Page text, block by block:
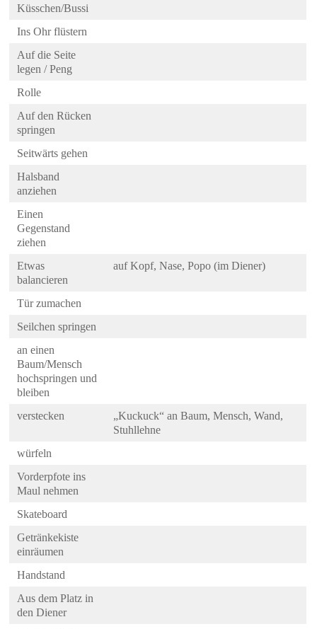
Küsschen/Bussi
Ins Ohr flüstern
Auf die Seite
legen / Peng
Rolle
Auf den Rücken
springen
Seitwärts gehen
Halsband
anziehen
Einen
Gegenstand
ziehen
Etwas
balancieren
auf Kopf, Nase, Popo (im Diener)
Tür zumachen
Seilchen springen
an einen
Baum/Mensch
hochspringen und
bleiben
verstecken
„Kuckuck“ an Baum, Mensch, Wand,
Stuhllehne
würfeln
Vorderpfote ins
Maul nehmen
Skateboard
Getränkekiste
einräumen
Handstand
Aus dem Platz in
den Diener